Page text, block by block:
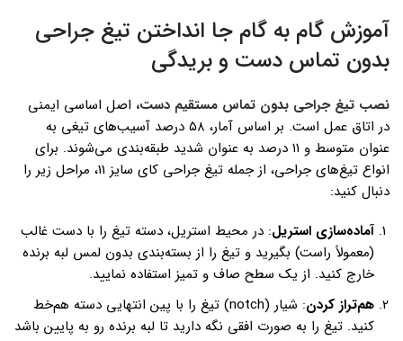
آموزش گام به گام جا انداختن تیغ جراحی
بدون تماس دست و بریدگی
نصب تیغ جراحی بدون تماس مستقیم دست، اصل اساسی ایمنی
در اتاق عمل است. بر اساس آمار، ۵۸ درصد آسیب‌های تیغی به
عنوان متوسط و ۱۱ درصد به عنوان شدید طبقه‌بندی می‌شوند. برای
انواع تیغ‌های جراحی، از جمله تیغ جراحی کای سایز 11، مراحل زیر را
دنبال کنید:
آماده‌سازی استریل: در محیط استریل، دسته تیغ را با دست غالب
(معمولاً راست) بگیرید و تیغ را از بسته‌بندی بدون لمس لبه برنده
خارج کنید. از یک سطح صاف و تمیز استفاده نمایید.
هم‌تراز کردن
: شیار (notch) تیغ را با پین انتهایی دسته هم‌خط
کنید. تیغ را به صورت افقی نگه دارید تا لبه برنده رو به پایین باشد